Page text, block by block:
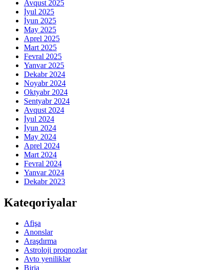
Avqust 2025
İyul 2025
İyun 2025
May 2025
Aprel 2025
Mart 2025
Fevral 2025
Yanvar 2025
Dekabr 2024
Noyabr 2024
Oktyabr 2024
Sentyabr 2024
Avqust 2024
İyul 2024
İyun 2024
May 2024
Aprel 2024
Mart 2024
Fevral 2024
Yanvar 2024
Dekabr 2023
Kateqoriyalar
Afişa
Anonslar
Araşdırma
Astroloji proqnozlar
Avto yeniliklər
Birja